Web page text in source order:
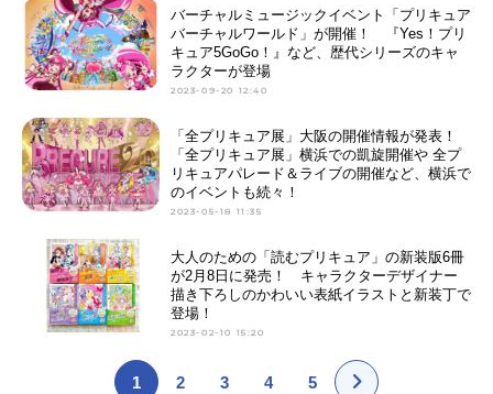
バーチャルミュージックイベント「プリキュア
バーチャルワールド」が開催！ 『Yes！プリ
キュア5GoGo！』など、歴代シリーズのキャ
ラクターが登場
2023-09-20 12:40
「全プリキュア展」大阪の開催情報が発表！
「全プリキュア展」横浜での凱旋開催や 全プ
リキュアパレード＆ライブの開催など、横浜で
のイベントも続々！
2023-05-18 11:35
大人のための「読むプリキュア」の新装版6冊
が2月8日に発売！ キャラクターデザイナー
描き下ろしのかわいい表紙イラストと新装丁で
登場！
2023-02-10 15:20
1 2 3 4 5